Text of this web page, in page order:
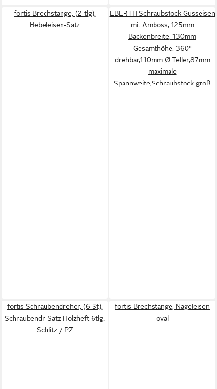
fortis Brechstange, (2-tlg),
Hebeleisen-Satz
EBERTH Schraubstock Gusseisen
mit Amboss, 125mm
Backenbreite, 130mm
Gesamthöhe, 360°
drehbar,110mm Ø Teller,87mm
maximale
Spannweite,Schraubstock groß
fortis Schraubendreher, (6 St),
Schraubendr-Satz Holzheft 6tlg.
Schlitz / PZ
fortis Brechstange, Nageleisen
oval